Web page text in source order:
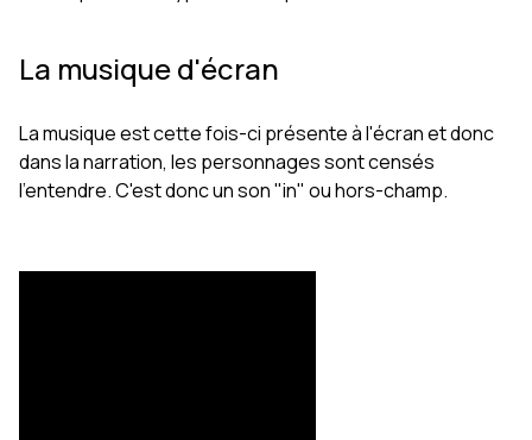
La musique d'écran
La musique est cette fois-ci présente à l'écran et donc
dans la narration, les personnages sont censés
l'entendre. C'est donc un son "in" ou hors-champ.